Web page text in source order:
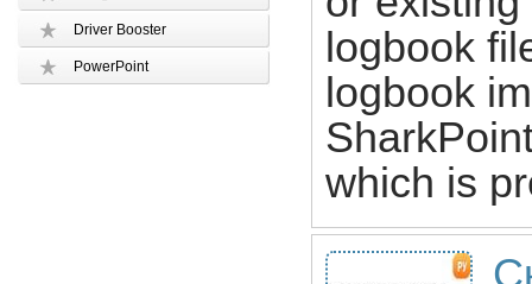
Driver Booster
PowerPoint
logbook
logbook
which is